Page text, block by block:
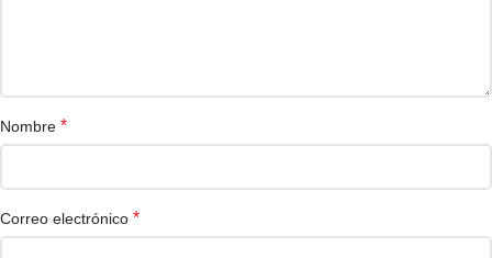
Nombre *
Correo electrónico *